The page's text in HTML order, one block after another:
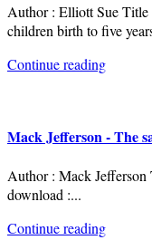
Author : Elliott Sue Title
children birth to five
Continue reading
Mack Jefferson - The
Author : Mack Jefferson
download :...
Continue reading